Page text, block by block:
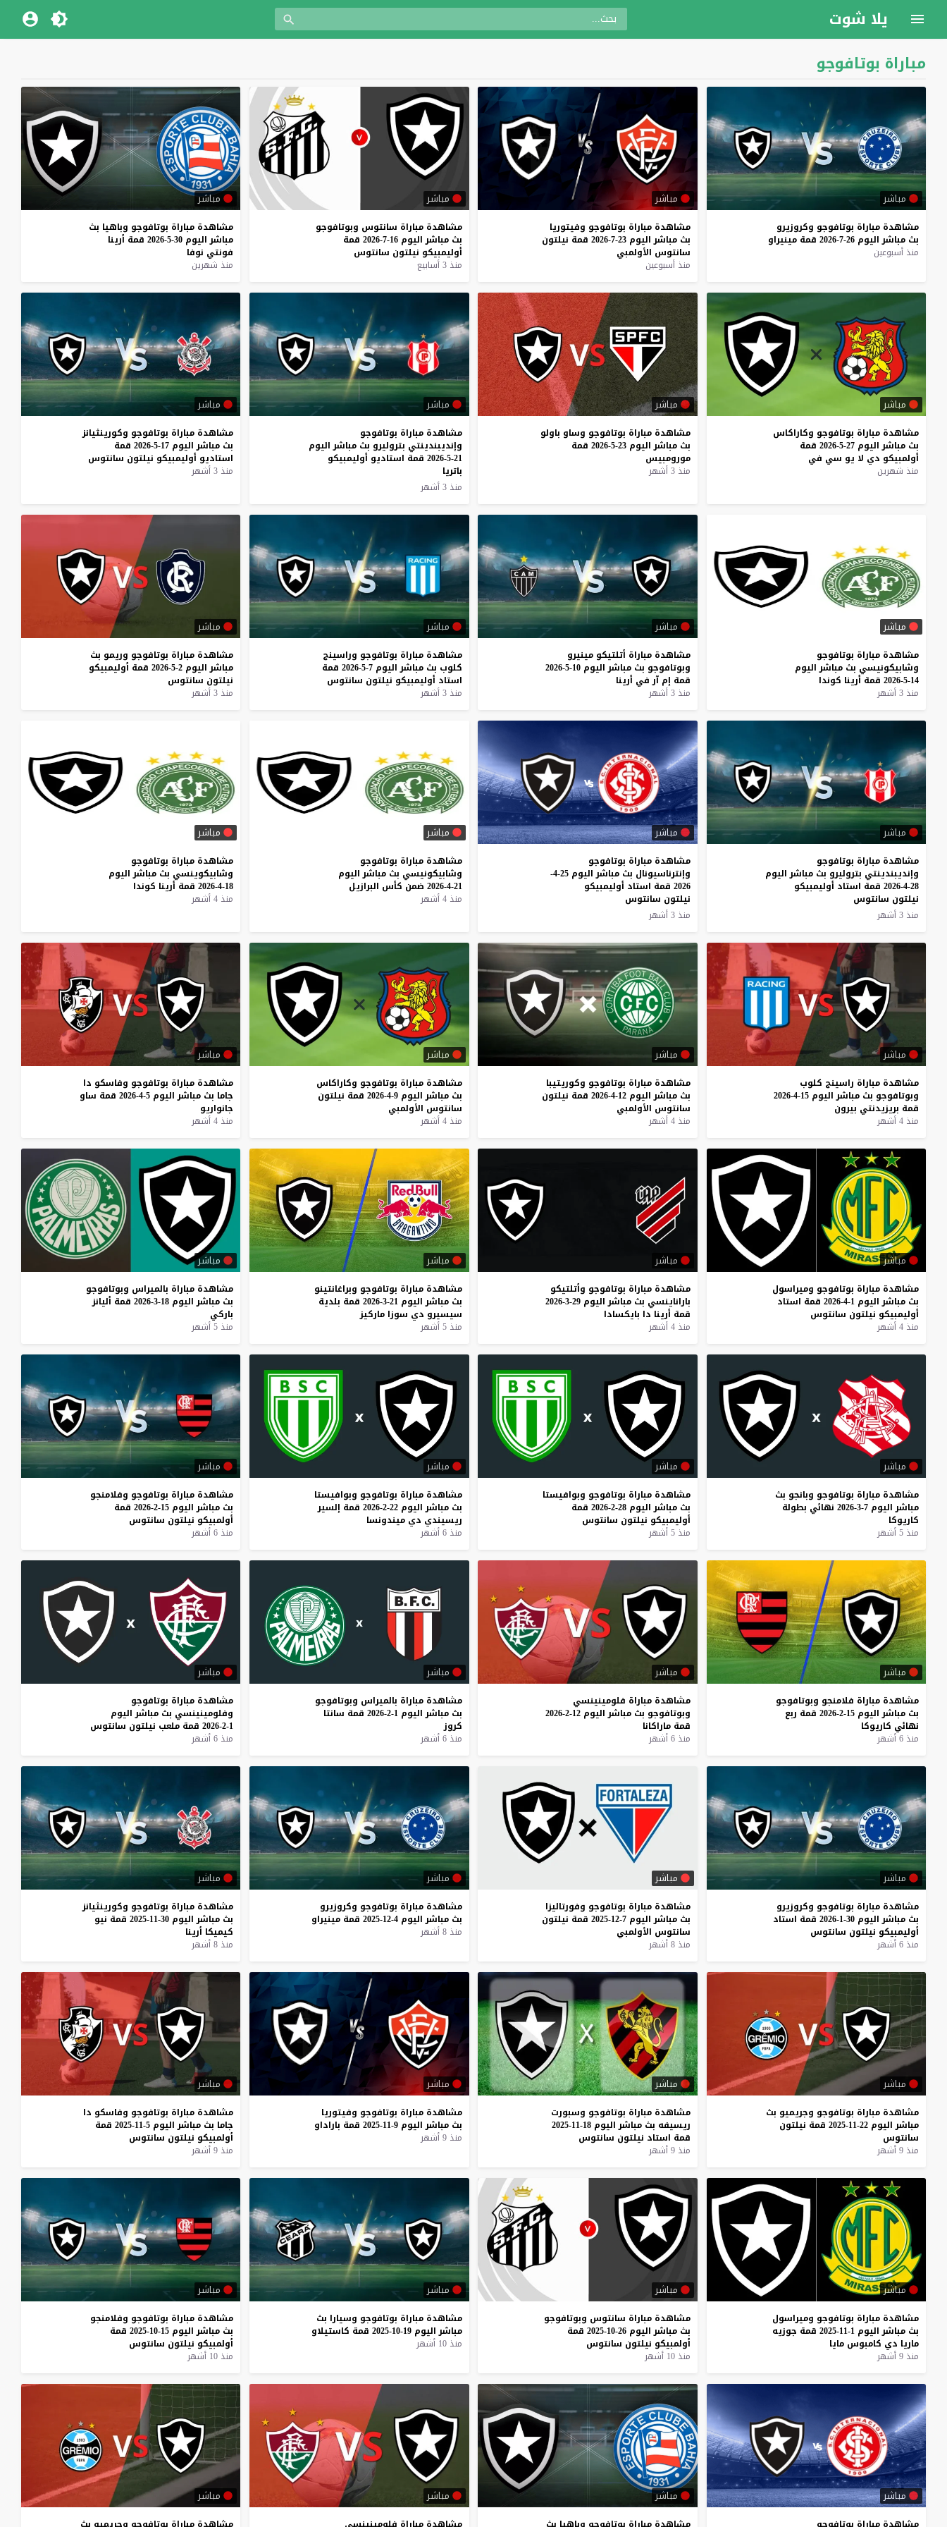
يلا شوت
مباراة بوتافوجو
مباشر
مشاهدة مباراة بوتافوجو وكروزيرو
بث مباشر اليوم 26-7-2026 قمة مينيراو
منذ أسبوعين
مباشر
مشاهدة مباراة بوتافوجو وفيتوريا
بث مباشر اليوم 23-7-2026 قمة نيلتون
سانتوس الأولمبي
منذ أسبوعين
مباشر
مشاهدة مباراة سانتوس وبوتافوجو
بث مباشر اليوم 16-7-2026
قمة
أوليمبيكو نيلتون سانتوس
منذ 3 أسابيع
مباشر
مشاهدة مباراة بوتافوجو وباهيا بث
مباشر اليوم 30-5-2026 قمة أرينا
فونتي نوفا
منذ شهرين
مباشر
مشاهدة مباراة بوتافوجو وكاراكاس
بث مباشر اليوم 27-5-2026
قمة
أولمبيكو دي لا يو سي في
منذ شهرين
مباشر
مشاهدة مباراة بوتافوجو وساو باولو
بث مباشر اليوم 23-5-2026
قمة
مورومبيس
منذ 3 أشهر
مباشر
مشاهدة مباراة بوتافوجو
وإنديبندينتي بتروليرو بث مباشر اليوم
21-5-2026 قمة استاديو أوليمبيكو
باتريا
منذ 3 أشهر
مباشر
مشاهدة مباراة بوتافوجو وكورينثيانز
بث مباشر اليوم 17-5-2026
قمة
استاديو أوليمبيكو نيلتون سانتوس
منذ 3 أشهر
مباشر
مشاهدة مباراة بوتافوجو
وشابيكونيسي بث مباشر اليوم
14-5-2026
قمة أرينا كوندا
منذ 3 أشهر
مباشر
مشاهدة مباراة أتلتيكو مينيرو
وبوتافوجو بث مباشر اليوم 10-5-2026
قمة إم آر في أرينا
منذ 3 أشهر
مباشر
مشاهدة مباراة بوتافوجو وراسينج
كلوب بث مباشر اليوم 7-5-2026
قمة
استاد أوليمبيكو نيلتون سانتوس
منذ 3 أشهر
مباشر
مشاهدة مباراة بوتافوجو وريمو بث
مباشر اليوم 2-5-2026 قمة أوليمبيكو
نيلتون سانتوس
منذ 3 أشهر
مباشر
مشاهدة مباراة بوتافوجو
وإنديبندينتي بتروليرو بث مباشر اليوم
28-4-2026 قمة استاد أوليمبيكو
نيلتون سانتوس
منذ 3 أشهر
مباشر
مشاهدة مباراة بوتافوجو
وإنترناسيونال بث مباشر اليوم 25-4-
2026 قمة استاد أوليمبيكو
نيلتون سانتوس
منذ 3 أشهر
مباشر
مشاهدة مباراة بوتافوجو
وشابيكونيسي بث مباشر اليوم
21-4-2026
ضمن كأس البرازيل
منذ 4 أشهر
مباشر
مشاهدة مباراة بوتافوجو
وشابيكوينسي بث مباشر اليوم
18-4-2026
قمة أرينا كوندا
منذ 4 أشهر
مباشر
مشاهدة مباراة راسينج كلوب
وبوتافوجو بث مباشر اليوم 15-4-2026
قمة بريزيدنتي بيرون
منذ 4 أشهر
مباشر
مشاهدة مباراة بوتافوجو وكوريتيبا
بث مباشر اليوم 12-4-2026 قمة نيلتون
سانتوس الأولمبي
منذ 4 أشهر
مباشر
مشاهدة مباراة بوتافوجو وكاراكاس
بث مباشر اليوم 9-4-2026 قمة نيلتون
سانتوس الأولمبي
منذ 4 أشهر
مباشر
مشاهدة مباراة بوتافوجو وفاسكو دا
جاما بث مباشر اليوم 5-4-2026 قمة ساو
جانواريو
منذ 4 أشهر
مباشر
مشاهدة مباراة بوتافوجو وميراسول
بث مباشر اليوم 1-4-2026 قمة استاد
أوليمبيكو نيلتون سانتوس
منذ 4 أشهر
مباشر
مشاهدة مباراة بوتافوجو وأتلتيكو
باراناينسي بث مباشر اليوم 29-3-2026
قمة أرينا دا بايكسادا
منذ 4 أشهر
مباشر
مشاهدة مباراة بوتافوجو وبراغانتينو
بث مباشر اليوم 21-3-2026 قمة بلدية
سيسيرو دي سوزا ماركيز
منذ 5 أشهر
مباشر
مشاهدة مباراة بالميراس وبوتافوجو
بث مباشر اليوم 18-3-2026 قمة أليانز
باركي
منذ 5 أشهر
مباشر
مشاهدة مباراة بوتافوجو وبانجو بث
مباشر اليوم 7-3-2026 نهائي بطولة
كاريوكا
منذ 5 أشهر
مباشر
مشاهدة مباراة بوتافوجو وبوافيستا
بث مباشر اليوم 28-2-2026
قمة
أوليمبيكو نيلتون سانتوس
منذ 5 أشهر
مباشر
مشاهدة مباراة بوتافوجو وبوافيستا
بث مباشر اليوم 22-2-2026 قمة إلسير
ريسيندي دي ميندونسا
منذ 6 أشهر
مباشر
مشاهدة مباراة بوتافوجو وفلامنجو
بث مباشر اليوم 15-2-2026
قمة
أولمبيكو نيلتون سانتوس
منذ 6 أشهر
مباشر
مشاهدة مباراة فلامنجو وبوتافوجو
بث مباشر اليوم 15-2-2026 قمة ربع
نهائي كاريوكا
منذ 6 أشهر
مباشر
مشاهدة مباراة فلومينينسي
وبوتافوجو بث مباشر اليوم 12-2-2026
قمة ماراكانا
منذ 6 أشهر
مباشر
مشاهدة مباراة بالميراس وبوتافوجو
بث مباشر اليوم 1-2-2026 قمة سانتا
كروز
منذ 6 أشهر
مباشر
مشاهدة مباراة بوتافوجو
وفلومينينسي بث مباشر اليوم
1-2-2026
قمة ملعب نيلتون سانتوس
منذ 6 أشهر
مباشر
مشاهدة مباراة بوتافوجو وكروزيرو
بث مباشر اليوم 30-1-2026 قمة استاد
أوليمبيكو نيلتون سانتوس
منذ 6 أشهر
مباشر
مشاهدة مباراة بوتافوجو وفورتاليزا
بث مباشر اليوم 7-12-2025 قمة نيلتون
سانتوس الأولمبي
منذ 8 أشهر
مباشر
مشاهدة مباراة بوتافوجو وكروزيرو
بث مباشر اليوم 4-12-2025 قمة مينيراو
منذ 8 أشهر
مباشر
مشاهدة مباراة بوتافوجو وكورينثيانز
بث مباشر اليوم 30-11-2025 قمة نيو
كيميكا أرينا
منذ 8 أشهر
مباشر
مشاهدة مباراة بوتافوجو وجريميو بث
مباشر اليوم 22-11-2025 قمة نيلتون
سانتوس
منذ 9 أشهر
مباشر
مشاهدة مباراة بوتافوجو وسبورت
ريسيفه بث مباشر اليوم 18-11-2025
قمة استاد نيلتون سانتوس
منذ 9 أشهر
مباشر
مشاهدة مباراة بوتافوجو وفيتوريا
بث مباشر اليوم 9-11-2025 قمة باراداو
منذ 9 أشهر
مباشر
مشاهدة مباراة بوتافوجو وفاسكو دا
جاما بث مباشر اليوم 5-11-2025
قمة
أولمبيكو نيلتون سانتوس
منذ 9 أشهر
مباشر
مشاهدة مباراة بوتافوجو وميراسول
بث مباشر اليوم 1-11-2025 قمة جوزيه
ماريا دي كامبوس مايا
منذ 9 أشهر
مباشر
مشاهدة مباراة سانتوس وبوتافوجو
بث مباشر اليوم 26-10-2025
قمة
أولمبيكو نيلتون سانتوس
منذ 10 أشهر
مباشر
مشاهدة مباراة بوتافوجو وسيارا بث
مباشر اليوم 19-10-2025 قمة كاستيلاو
منذ 10 أشهر
مباشر
مشاهدة مباراة بوتافوجو وفلامنجو
بث مباشر اليوم 15-10-2025
قمة
أولمبيكو نيلتون سانتوس
منذ 10 أشهر
مباشر مباشر مباشر مباشر